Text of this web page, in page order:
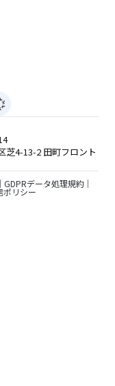
芝4-13-2 田町フロント
GDPRデータ処理規約
ポリシー